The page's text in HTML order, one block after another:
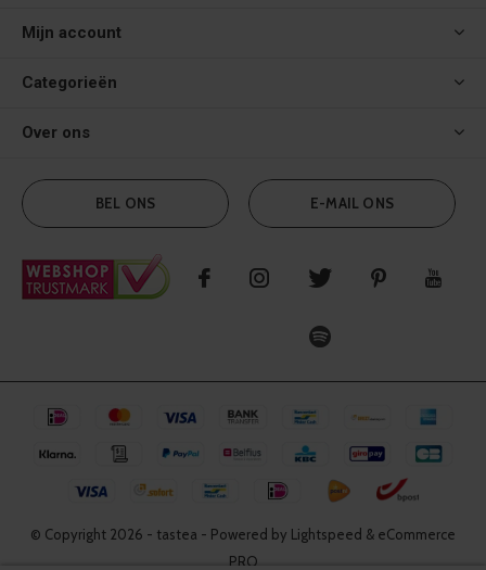
Mijn account
Categorieën
Over ons
BEL ONS E-MAIL ONS
© Copyright 2026 - tastea - Powered by Lightspeed & eCommerce
PRO